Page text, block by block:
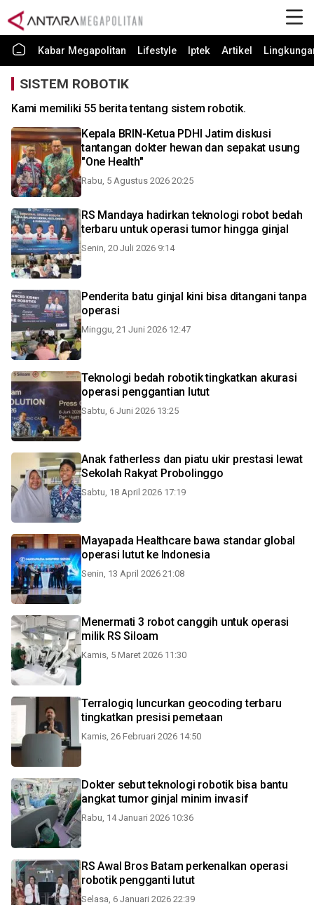
Kabar Megapolitan Lifestyle Iptek Artikel
SISTEM ROBOTIK
Kami memiliki 55 berita tentang sistem robotik.
Kepala BRIN-Ketua PDHI Jatim diskusi
tantangan dokter hewan dan sepakat usung
"One Health"
Rabu, 5 Agustus 2026 20:25
RS Mandaya hadirkan teknologi robot bedah
terbaru untuk operasi tumor hingga ginjal
Senin, 20 Juli 2026 9:14
Penderita batu ginjal kini bisa ditangani tanpa
operasi
Minggu, 21 Juni 2026 12:47
Teknologi bedah robotik tingkatkan akurasi
operasi penggantian lutut
Sabtu, 6 Juni 2026 13:25
Anak fatherless dan piatu ukir prestasi lewat
Sekolah Rakyat Probolinggo
Sabtu, 18 April 2026 17:19
Mayapada Healthcare bawa standar global
operasi lutut ke Indonesia
Senin, 13 April 2026 21:08
Menermati 3 robot canggih untuk operasi
milik RS Siloam
Kamis, 5 Maret 2026 11:30
Terralogiq luncurkan geocoding terbaru
tingkatkan presisi pemetaan
Kamis, 26 Februari 2026 14:50
Dokter sebut teknologi robotik bisa bantu
angkat tumor ginjal minim invasif
Rabu, 14 Januari 2026 10:36
RS Awal Bros Batam perkenalkan operasi
robotik pengganti lutut
Selasa, 6 Januari 2026 22:39